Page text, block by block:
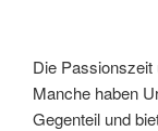
Die Passionszeit
Manche haben
Gegenteil und